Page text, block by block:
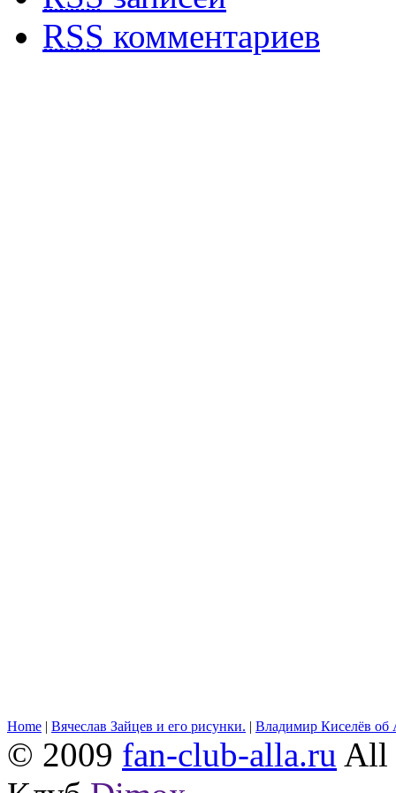
RSS комментариев
Home | Вячеслав Зайцев и его рисунки. | Владимир Киселёв об
© 2009 fan-club-alla.ru All